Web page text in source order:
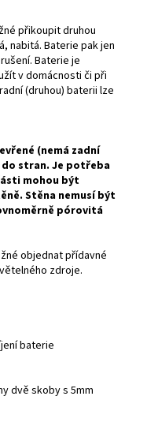
přikoupit druhou
nabitá. Baterie pak jen
Baterie je
v domácnosti či při
(druhou) baterii lze
(nemá zadní
stran. Je potřeba
mohou být
Stěna nemusí být
pórovitá
objednat přídavné
zdroje.
baterie
dvě skoby s 5mm